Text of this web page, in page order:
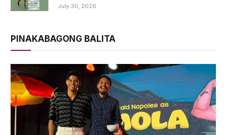
July 30, 2026
PINAKABAGONG BALITA